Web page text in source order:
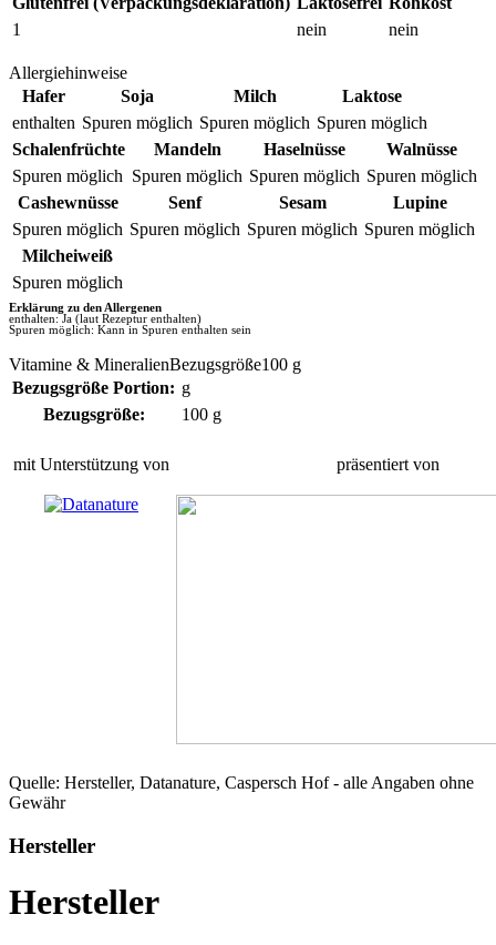
1
nein
nein
Allergiehinweise
Hafer
enthalten
Soja
Spuren möglich
Milch
Spuren möglich
Laktose
Spuren möglich
Schalenfrüchte
Spuren möglich
Mandeln
Spuren möglich
Haselnüsse
Spuren möglich
Walnüsse
Spuren möglich
Cashewnüsse
Spuren möglich
Senf
Spuren möglich
Sesam
Spuren möglich
Lupine
Spuren möglich
Milcheiweiß
Spuren möglich
Erklärung zu den Allergenen
enthalten: Ja (laut Rezeptur enthalten)
Spuren möglich: Kann in Spuren enthalten sein
Vitamine & MineralienBezugsgröße100 g
Bezugsgröße Portion: g
Bezugsgröße:
100 g
mit Unterstützung von präsentiert von
Quelle: Hersteller, Datanature, Caspersch Hof - alle Angaben ohne
Gewähr
Hersteller
Hersteller